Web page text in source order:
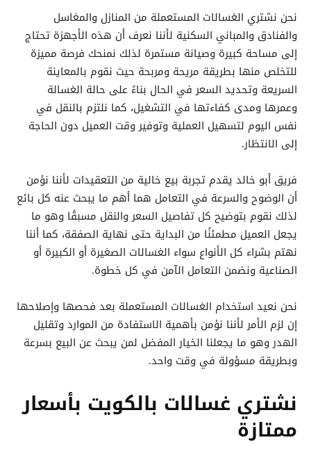
نحن نشتري الغسالات المستعملة من المنازل والمغاسل
والفنادق والمباني السكنية لأننا نعرف أن هذه الأجهزة تحتاج
إلى مساحة كبيرة وصيانة مستمرة لذلك نمنحك فرصة مميزة
للتخلص منها بطريقة مريحة ومربحة حيث نقوم بالمعاينة
السريعة وتحديد السعر في الحال بناءً على حالة الغسالة
وعمرها ومدى كفاءتها في التشغيل، كما نلتزم بالنقل في
نفس اليوم لتسهيل العملية وتوفير وقت العميل دون الحاجة
إلى الانتظار.
فريق أبو خالد يقدم تجربة بيع خالية من التعقيدات لأننا نؤمن
أن الوضوح والسرعة في التعامل هما أهم ما يبحث عنه كل بائع
لذلك نقوم بتوضيح كل تفاصيل السعر والنقل مسبقًا وهو ما
يجعل العميل مطمئنًا من البداية حتى نهاية الصفقة، كما أننا
نهتم بشراء كل الأنواع سواء الغسالات الصغيرة أو الكبيرة أو
الصناعية ونضمن التعامل الآمن في كل خطوة.
نحن نعيد استخدام الغسالات المستعملة بعد فحصها وإصلاحها
إن لزم الأمر لأننا نؤمن بأهمية الاستفادة من الموارد وتقليل
الهدر وهو ما يجعلنا الخيار المفضل لمن يبحث عن البيع بسرعة
وبطريقة مسؤولة في وقت واحد.
نشتري غسالات بالكويت بأسعار
ممتازة